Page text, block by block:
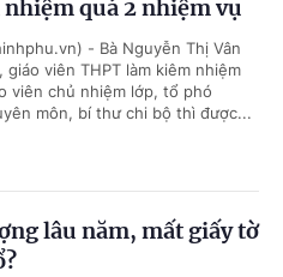
quá 2 nhiệm vụ
- Bà Nguyễn Thị Vân
giáo viên THPT làm kiêm nhiệm
viên chủ nhiệm lớp, tổ phó
môn, bí thư chi bộ thì được...
lâu năm, mất giấy tờ